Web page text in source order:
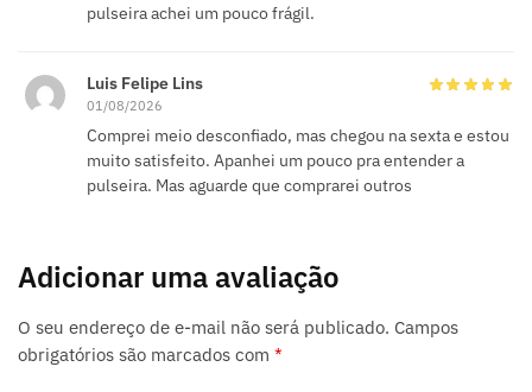
pulseira achei um pouco frágil.
Luis Felipe Lins
01/08/2026
Comprei meio desconfiado, mas chegou na sexta e estou
muito satisfeito. Apanhei um pouco pra entender a
pulseira. Mas aguarde que comprarei outros
Adicionar uma avaliação
O seu endereço de e-mail não será publicado. Campos
obrigatórios são marcados com *